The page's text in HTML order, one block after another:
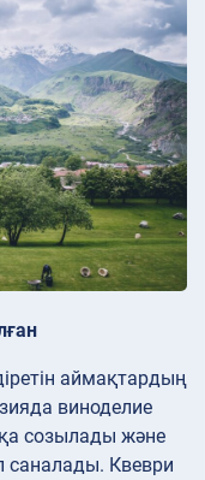
аймақтардың
виноделие
созылады және
саналады. Квеври